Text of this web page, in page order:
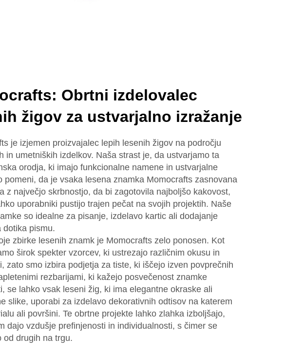
Obrtni izdelovalec
žigov za ustvarjalno izražanje
je izjemen proizvajalec lepih lesenih žigov na področju
in umetniških izdelkov. Naša strast je, da ustvarjamo ta
orodja, ki imajo funkcionalne namene in ustvarjalne
pomeni, da je vsaka lesena znamka Momocrafts zasnovana
z največjo skrbnostjo, da bi zagotovila najboljšo kakovost,
uporabniki pustijo trajen pečat na svojih projektih. Naše
so idealne za pisanje, izdelavo kartic ali dodajanje
dotika pismu.
zbirke lesenih znamk je Momocrafts zelo ponosen. Kot
širok spekter vzorcev, ki ustrezajo različnim okusu in
zato smo izbira podjetja za tiste, ki iščejo izven povprečnih
rezbarijami, ki kažejo posvečenost znamke
se lahko vsak leseni žig, ki ima elegantne okraske ali
slike, uporabi za izdelavo dekorativnih odtisov na katerem
ali površini. Te obrtne projekte lahko zlahka izboljšajo,
dajo vzdušje prefinjenosti in individualnosti, s čimer se
od drugih na trgu.